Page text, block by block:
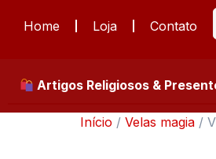
Home Loja Contato
Artigos Religiosos &
Início / Velas magia /